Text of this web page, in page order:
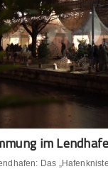
im
Das